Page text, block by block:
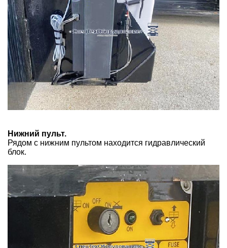
Нижний пульт.
Рядом с нижним пультом находится гидравлический
блок.